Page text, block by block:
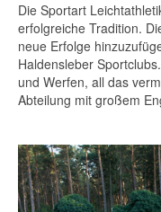
Die Sportart
erfolgreiche Tradition.
neue Erfolge
Haldensleber
und Werfen, all das
Abteilung mit großem